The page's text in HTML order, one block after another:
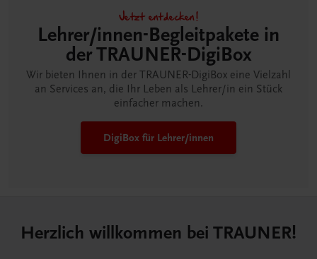
Jetzt entdecken!
Lehrer/innen-Begleitpakete in
der TRAUNER-DigiBox
Wir bieten Ihnen in der TRAUNER-DigiBox eine Vielzahl
an Services an, die Ihr Leben als Lehrer/in ein Stück
einfacher machen.
DigiBox für Lehrer/innen
Herzlich willkommen bei TRAUNER!